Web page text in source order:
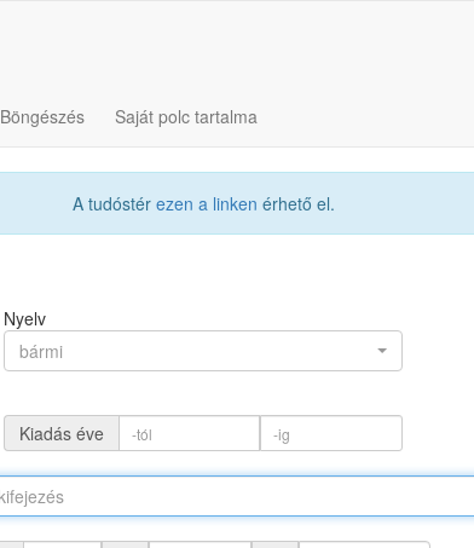
Böngészés Saját polc tartalma
A tudóstér ezen a linken érhető el.
Nyelv
bármi
Kiadás éve